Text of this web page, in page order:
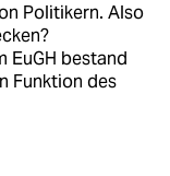
Politikern. Also
EuGH bestand
Funktion des